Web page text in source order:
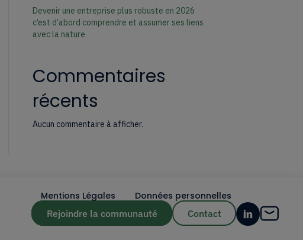
Devenir une entreprise plus robuste en 2026
c’est d’abord comprendre et assumer ses liens
avec la nature
Commentaires
récents
Aucun commentaire à afficher.
Mentions Légales
Données personnelles
Rejoindre la communauté
Contact